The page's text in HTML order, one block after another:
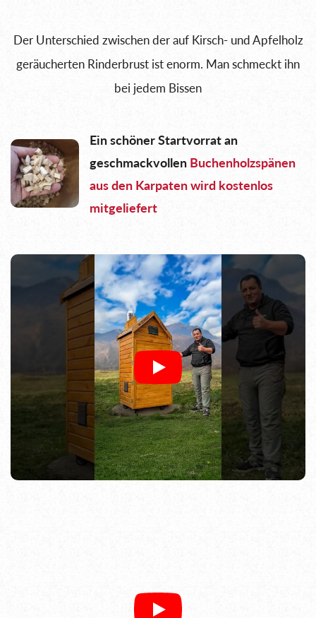
Der Unterschied zwischen der auf Kirsch- und Apfelholz
geräucherten Rinderbrust ist enorm. Man schmeckt ihn
bei jedem Bissen
Ein schöner Startvorrat an
geschmackvollen Buchenholzspänen
aus den Karpaten wird kostenlos
mitgeliefert